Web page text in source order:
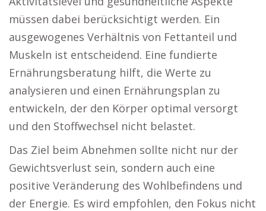
müssen dabei berücksichtigt werden. Ein
ausgewogenes Verhältnis von Fettanteil und
Muskeln ist entscheidend. Eine fundierte
Ernährungsberatung hilft, die Werte zu
analysieren und einen Ernährungsplan zu
entwickeln, der den Körper optimal versorgt
und den Stoffwechsel nicht belastet.
Das Ziel beim Abnehmen sollte nicht nur der
Gewichtsverlust sein, sondern auch eine
positive Veränderung des Wohlbefindens und
der Energie. Es wird empfohlen, den Fokus nicht